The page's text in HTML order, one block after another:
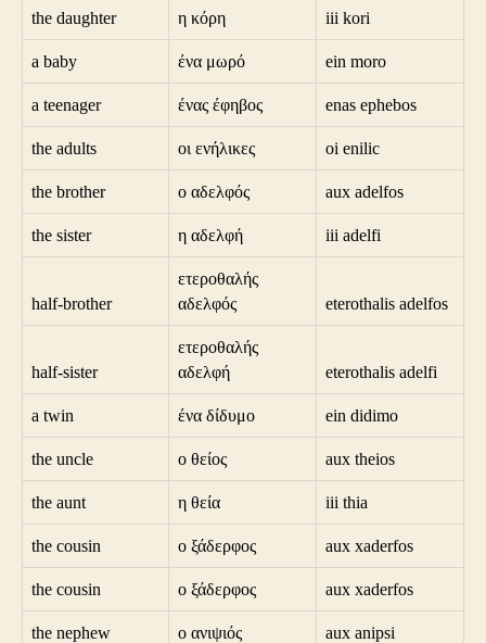
the daughter η κόρη iii kori
a baby ένα μωρό ein moro
a teenager ένας έφηβος enas ephebos
the adults οι ενήλικες oi enilic
the brother ο αδελφός aux adelfos
the sister η αδελφή iii adelfi
half-brother
ετεροθαλής
αδελφός
eterothalis adelfos
half-sister
ετεροθαλής
αδελφή
eterothalis adelfi
a twin ένα δίδυμο ein didimo
the uncle ο θείος aux theios
the aunt η θεία iii thia
the cousin ο ξάδερφος aux xaderfos
the cousin ο ξάδερφος aux xaderfos
the nephew ο ανιψιός aux anipsi